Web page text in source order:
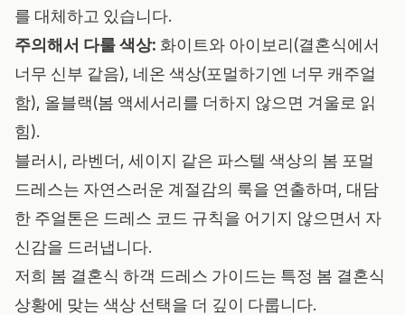
를 대체하고 있습니다.
주의해서 다룰 색상: 화이트와 아이보리(결혼식에서
너무 신부 같음), 네온 색상(포멀하기엔 너무 캐주얼
함), 올블랙(봄 액세서리를 더하지 않으면 겨울로 읽
힘).
블러시, 라벤더, 세이지 같은 파스텔 색상의 봄 포멀
드레스는 자연스러운 계절감의 룩을 연출하며, 대담
한 주얼톤은 드레스 코드 규칙을 어기지 않으면서 자
신감을 드러냅니다.
저희 봄 결혼식 하객 드레스 가이드는 특정 봄 결혼식
상황에 맞는 색상 선택을 더 깊이 다룹니다.